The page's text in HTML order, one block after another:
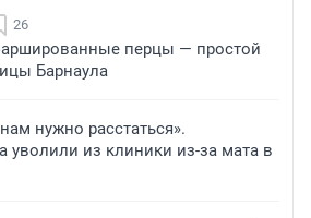
26
перцы — простой
Барнаула
нужно расстаться».
уволили из клиники из-за мата в